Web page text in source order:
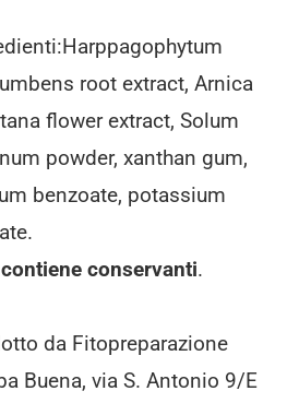
root extract, Arnica
flower extract, Solum
powder, xanthan gum,
benzoate, potassium
conservanti.
da Fitopreparazione
Buena, via S. Antonio 9/E